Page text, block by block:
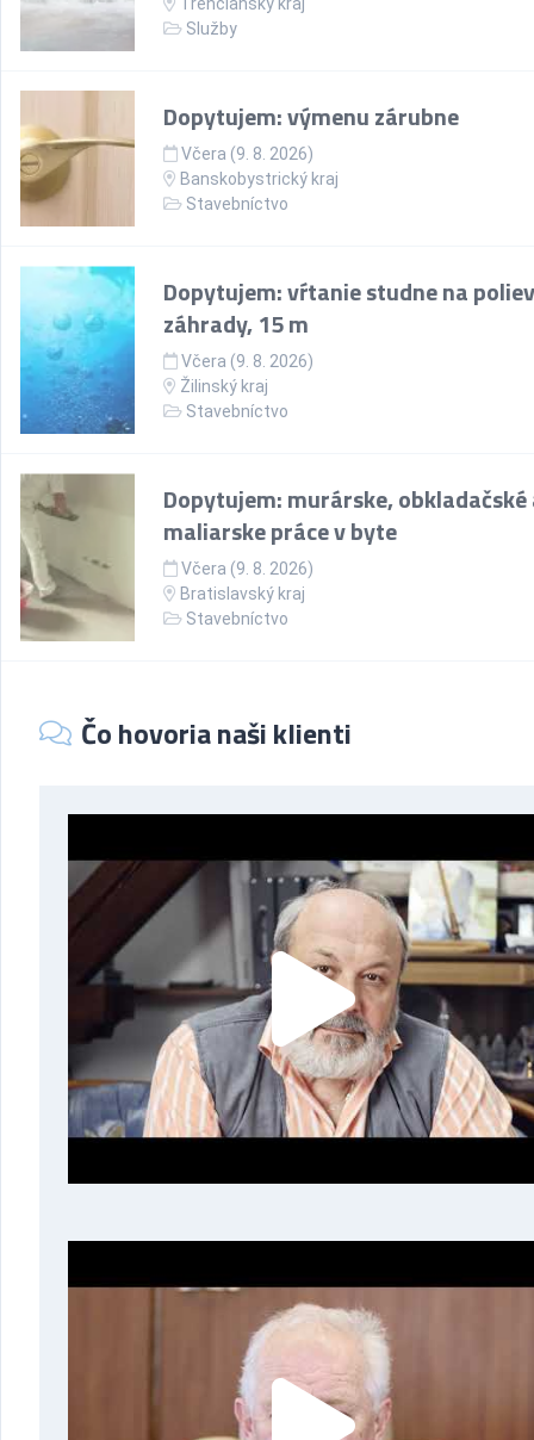
Služby
Dopytujem: výmenu zárubne
Včera (9. 8. 2026)
Banskobystrický kraj
Stavebníctvo
Dopytujem: vŕtanie studne na
záhrady, 15 m
Včera (9. 8. 2026)
Žilinský kraj
Stavebníctvo
Dopytujem: murárske, obkladačské
maliarske práce v byte
Včera (9. 8. 2026)
Bratislavský kraj
Stavebníctvo
Čo hovoria naši klienti